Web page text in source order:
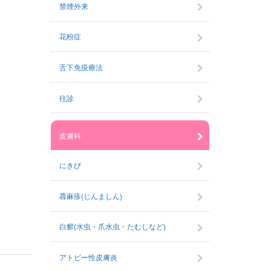
禁煙外来
花粉症
舌下免疫療法
往診
皮膚科
にきび
蕁麻疹(じんましん)
白癬(水虫・爪水虫・たむしなど)
アトピー性皮膚炎